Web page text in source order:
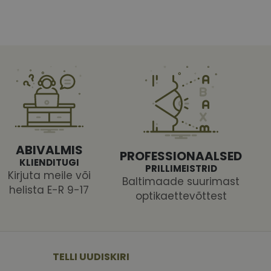
ABIVALMIS
KLIENDITUGI
Kirjuta meile või
helista E-R 9-17
PROFESSIONAALSED
PRILLIMEISTRID
Baltimaade suurimast
optikaettevõttest
TELLI UUDISKIRI
küpsiste
et Cookie-
See on
eest
- see on
kohta,
kohta, mida